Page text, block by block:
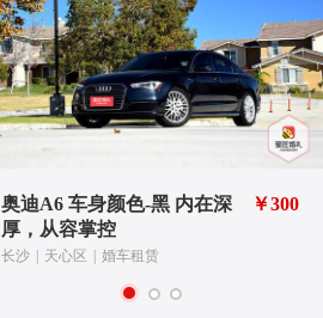
奥迪A6 车身颜色-黑 内在深
厚，从容掌控
￥300
长沙 天心区 婚车租赁